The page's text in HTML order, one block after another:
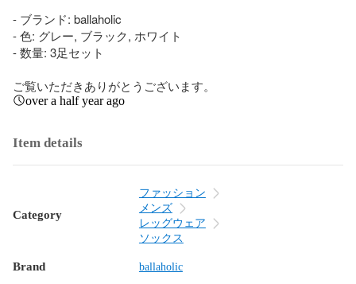
- ブランド: ballaholic
- 色: グレー, ブラック, ホワイト
- 数量: 3足セット
ご覧いただきありがとうございます。
over a half year ago
Item details
Category
ファッション
メンズ
レッグウェア
ソックス
Brand ballaholic